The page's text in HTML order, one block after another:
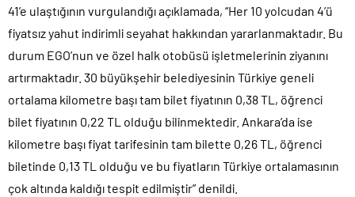
41’e ulaştığının vurgulandığı açıklamada, “Her 10 yolcudan 4’ü
fiyatsız yahut indirimli seyahat hakkından yararlanmaktadır. Bu
durum EGO’nun ve özel halk otobüsü işletmelerinin ziyanını
artırmaktadır. 30 büyükşehir belediyesinin Türkiye geneli
ortalama kilometre başı tam bilet fiyatının 0,38 TL, öğrenci
bilet fiyatının 0,22 TL olduğu bilinmektedir. Ankara’da ise
kilometre başı fiyat tarifesinin tam bilette 0,26 TL, öğrenci
biletinde 0,13 TL olduğu ve bu fiyatların Türkiye ortalamasının
çok altında kaldığı tespit edilmiştir” denildi.